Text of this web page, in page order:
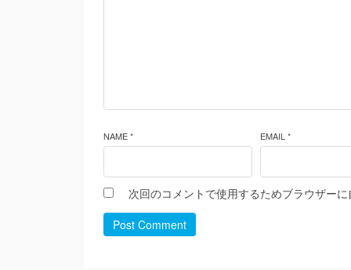
NAME * EMAIL *
次回のコメントで使用するためブラウザー
Post Comment